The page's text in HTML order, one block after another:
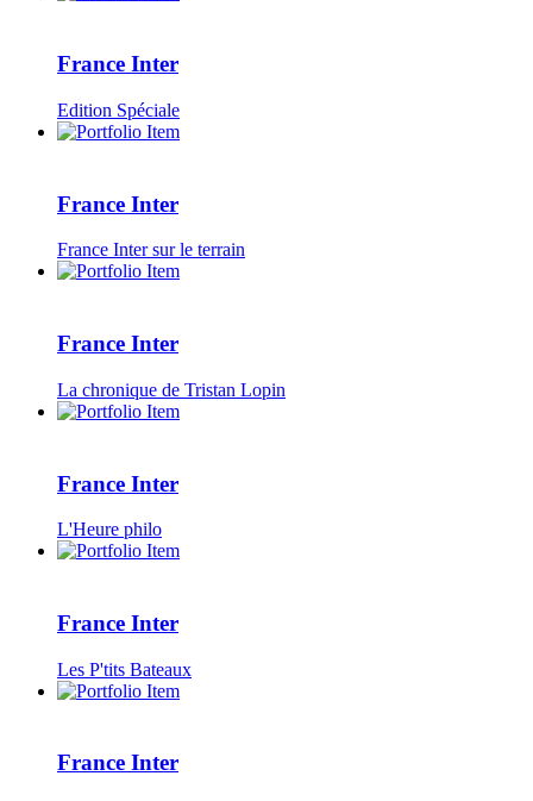
France Inter
Edition Spéciale
France Inter
France Inter sur le terrain
France Inter
La chronique de Tristan Lopin
France Inter
L'Heure philo
France Inter
Les P'tits Bateaux
France Inter